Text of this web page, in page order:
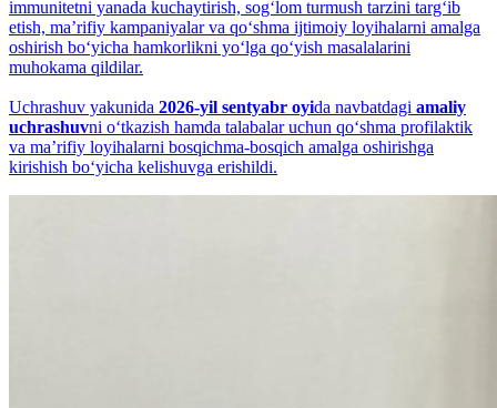
immunitetni yanada kuchaytirish, sog‘lom turmush tarzini targ‘ib
etish, maʼrifiy kampaniyalar va qo‘shma ijtimoiy loyihalarni amalga
oshirish bo‘yicha hamkorlikni yo‘lga qo‘yish masalalarini
muhokama qildilar.
Uchrashuv yakunida 2026-yil sentyabr oyida navbatdagi amaliy
uchrashuvni o‘tkazish hamda talabalar uchun qo‘shma profilaktik
va maʼrifiy loyihalarni bosqichma-bosqich amalga oshirishga
kirishish bo‘yicha kelishuvga erishildi.